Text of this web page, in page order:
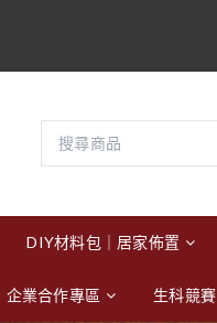
DIY材料包｜居家佈置
企業合作專區 生科競賽